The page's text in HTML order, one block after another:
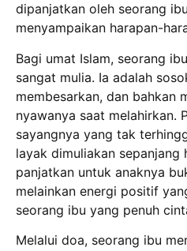
dipanjatkan oleh seorang
menyampaikan harapan-
Bagi umat Islam, seorang
sangat mulia. Ia adalah
membesarkan, dan bahkan
nyawanya saat melahirkan.
sayangnya yang tak
layak dimuliakan
panjatkan untuk anaknya
melainkan energi positif
seorang ibu yang penuh
Melalui doa, seorang ibu